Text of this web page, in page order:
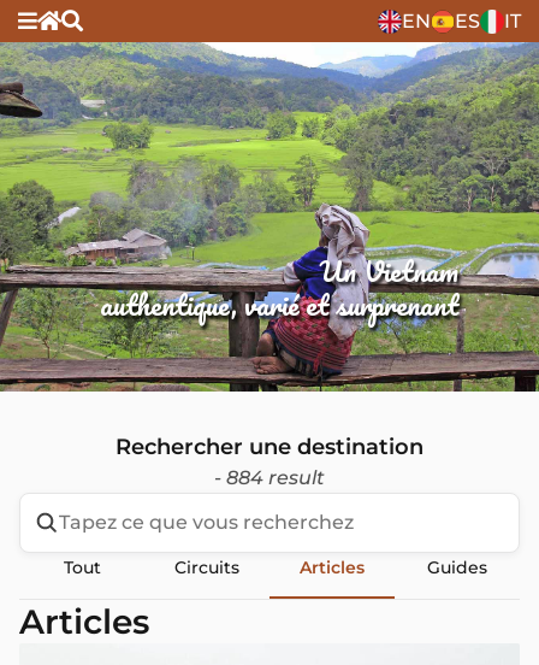
EN ES IT
Un Vietnam
authentique, varié et surprenant
Rechercher une destination
- 884 result
Tout Circuits Articles Guides
Articles